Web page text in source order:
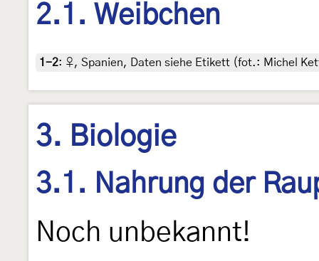
2.1. Weibchen
1-2: ♀, Spanien, Daten siehe Etikett (fot.: Michel
3. Biologie
3.1. Nahrung der
Noch unbekannt!